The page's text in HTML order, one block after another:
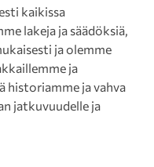
kaikissa
lakeja ja säädöksiä,
ja olemme
ja
historiamme ja vahva
jatkuvuudelle ja